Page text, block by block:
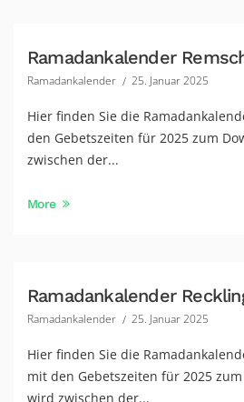
Ramadankalender
Ramadankalender 25. Januar 2025
Hier finden Sie die
den Gebetszeiten für 2025 zum
zwischen der...
More
Ramadankalender
Ramadankalender 25. Januar 2025
Hier finden Sie die
mit den Gebetszeiten für 2025
wird zwischen der...